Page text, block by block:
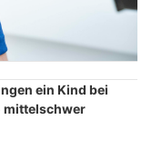
ein Kind bei
mittelschwer